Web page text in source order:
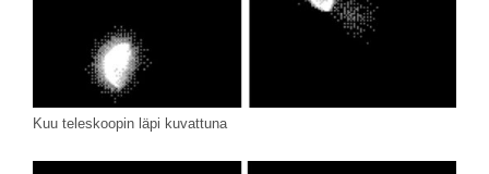
Kuu teleskoopin läpi kuvattuna